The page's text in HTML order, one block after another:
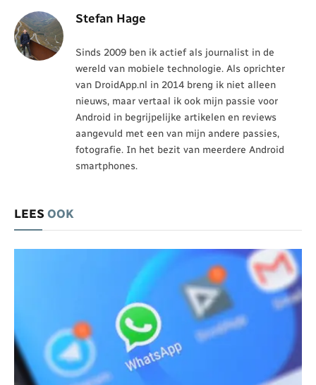
Stefan Hage
Sinds 2009 ben ik actief als journalist in de
wereld van mobiele technologie. Als oprichter
van DroidApp.nl in 2014 breng ik niet alleen
nieuws, maar vertaal ik ook mijn passie voor
Android in begrijpelijke artikelen en reviews
aangevuld met een van mijn andere passies,
fotografie. In het bezit van meerdere Android
smartphones.
LEES OOK